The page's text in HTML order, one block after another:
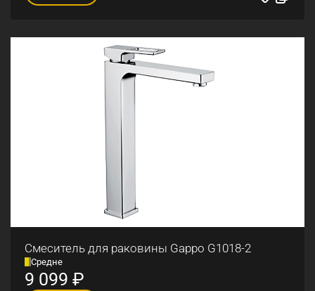
Смеситель для раковины Gappo G1018-2
Средне
9 099 ₽